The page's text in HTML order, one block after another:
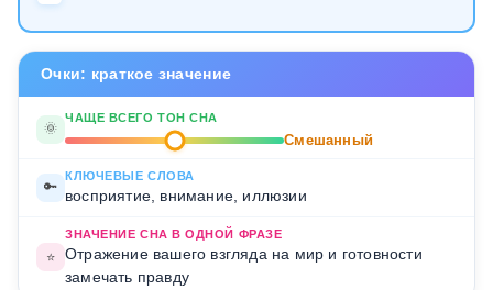
Очки: краткое значение
🌞
ЧАЩЕ ВСЕГО ТОН СНА
Смешанный
🔑
КЛЮЧЕВЫЕ СЛОВА
восприятие, внимание, иллюзии
⭐
ЗНАЧЕНИЕ СНА В ОДНОЙ ФРАЗЕ
Отражение вашего взгляда на мир и готовности
замечать правду